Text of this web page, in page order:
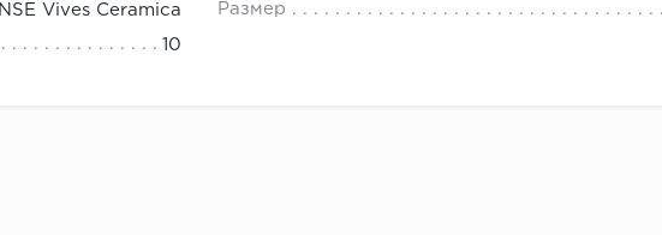
Vives Ceramica Размер
10
прямо в форме заявки на той же странице